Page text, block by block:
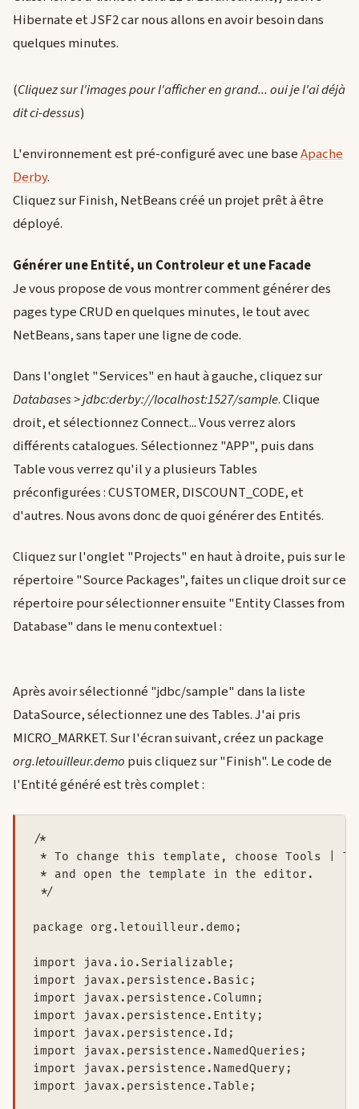
Hibernate et JSF2 car nous allons en avoir besoin dans
quelques minutes.
(Cliquez sur l'images pour l'afficher en grand... oui je l'ai déjà
dit ci-dessus)
L'environnement est pré-configuré avec une baseApache
Derby.
Cliquez sur Finish, NetBeans créé un projet prêt à être
déployé.
Générer une Entité, un Controleur et une Facade
Je vous propose de vous montrer comment générer des
pages type CRUD en quelques minutes, le tout avec
NetBeans, sans taper une ligne de code.
Dans l'onglet "Services" en haut à gauche, cliquez sur
Databases > jdbc:derby://localhost:1527/sample. Clique
droit, et sélectionnez Connect... Vous verrez alors
différents catalogues. Sélectionnez "APP", puis dans
Table vous verrez qu'il y a plusieurs Tables
préconfigurées : CUSTOMER, DISCOUNT_CODE, et
d'autres. Nous avons donc de quoi générer des Entités.
Cliquez sur l'onglet "Projects" en haut à droite, puis sur le
répertoire "Source Packages", faites un clique droit sur ce
répertoire pour sélectionner ensuite "Entity Classes from
Database" dans le menu contextuel :
Après avoir sélectionné "jdbc/sample" dans la liste
DataSource, sélectionnez une des Tables. J'ai pris
MICRO_MARKET. Sur l'écran suivant, créez un package
org.letouilleur.demo puis cliquez sur "Finish". Le code de
l'Entité généré est très complet :
/*
* To change this template, choose Tools |
* and open the template in the editor.
*/
package org.letouilleur.demo;
import java.io.Serializable;
import javax.persistence.Basic;
import javax.persistence.Column;
import javax.persistence.Entity;
import javax.persistence.Id;
import javax.persistence.NamedQueries;
import javax.persistence.NamedQuery;
import javax.persistence.Table;